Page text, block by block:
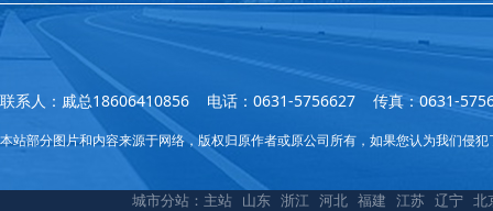
联系人：戚总18606410856 电话：0631-5756627 传真：0631-
本站部分图片和内容来源于网络，版权归原作者或原公司所有，如果您认为我们侵
城市分站： 主站 山东 浙江 河北 福建 江苏 辽宁 北